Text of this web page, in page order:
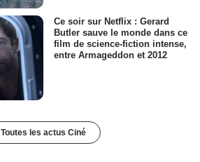
Ce soir sur Netflix : Gerard
Butler sauve le monde dans ce
film de science-fiction intense,
entre Armageddon et 2012
Toutes les actus Ciné